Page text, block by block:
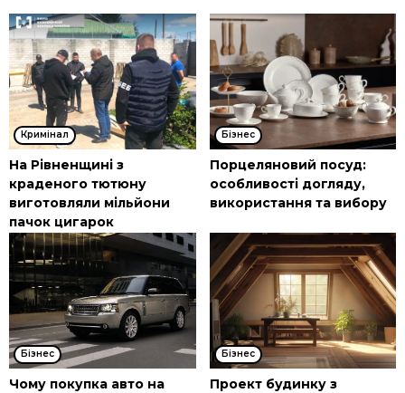
Кримінал
На Рівненщині з
краденого тютюну
виготовляли мільйони
пачок цигарок
Бізнес
Порцеляновий посуд:
особливості догляду,
використання та вибору
Бізнес
Чому покупка авто на
Бізнес
Проект будинку з